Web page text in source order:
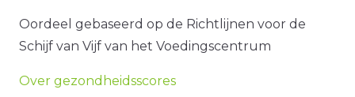
Oordeel gebaseerd op de Richtlijnen voor de
Schijf van Vijf van het Voedingscentrum
Over gezondheidsscores